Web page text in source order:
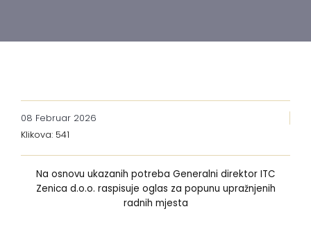
08 Februar 2026
Klikova: 541
Na osnovu ukazanih potreba Generalni direktor ITC
Zenica d.o.o. raspisuje oglas za popunu upražnjenih
radnih mjesta